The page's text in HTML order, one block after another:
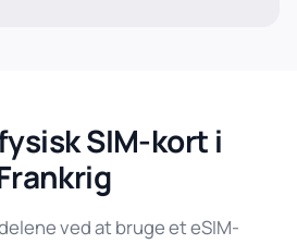
SIM-kort i
ved at bruge et eSIM-